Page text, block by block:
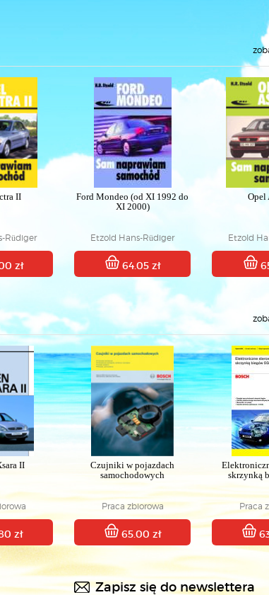
II
Rüdiger
zł
Ford Mondeo (od XI 1992 do
XI 2000)
Etzold Hans-Rüdiger
64.05 zł
Opel
Etzold
II
zł
Czujniki w pojazdach
samochodowych
Praca zbiorowa
65.00 zł
skrzynką
Praca
Zapisz się do newslettera